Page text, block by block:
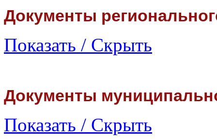
Документы
Показать / Скрыть
Документы
Показать / Скрыть